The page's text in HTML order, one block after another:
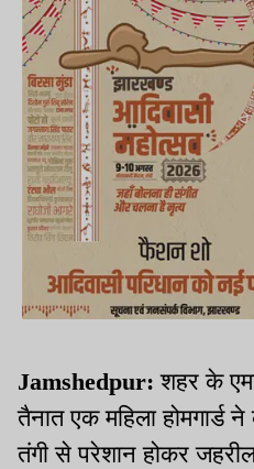
Jamshedpur:शहर के
तैनात एक महिला होमगार्ड
तंगी से परेशान होकर